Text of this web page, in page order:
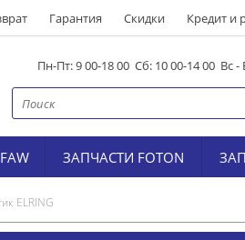
Гарантия Скидки Кредит и
Пн-Пт: 9 00-18 00 Сб: 10 00-14 00 Вс
ЗАПЧАСТИ FOTON
ELRING